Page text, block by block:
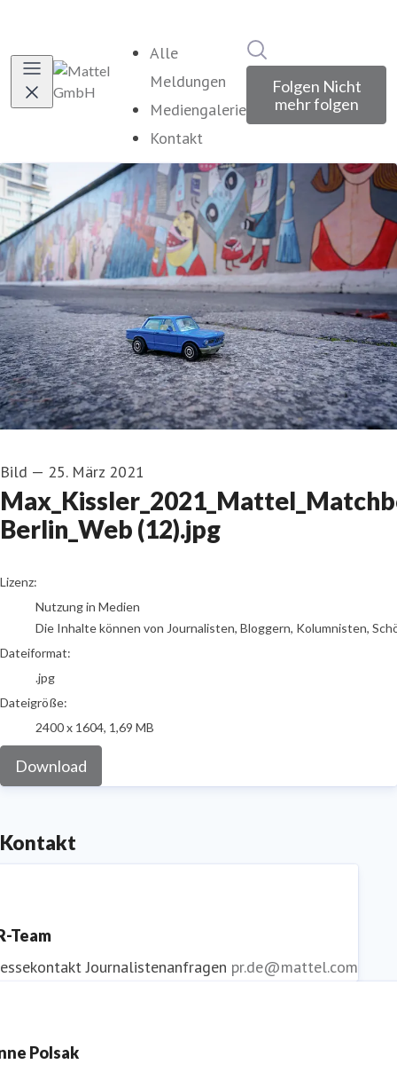
Alle
Meldungen
Mediengalerie
Kontakt
Folgen Nicht
mehr folgen
Bild — 25. März 2021
Berlin_Web (12).jpg
go to media item
Lizenz:
Nutzung in Medien
Die Inhalte können von Journalisten, Bloggern, Kolumnisten,
Dateiformat:
.jpg
Dateigröße:
2400 x 1604, 1,69 MB
Download
Kontakt
Team
Journalistenanfragen pr.de@mattel.com
Polsak